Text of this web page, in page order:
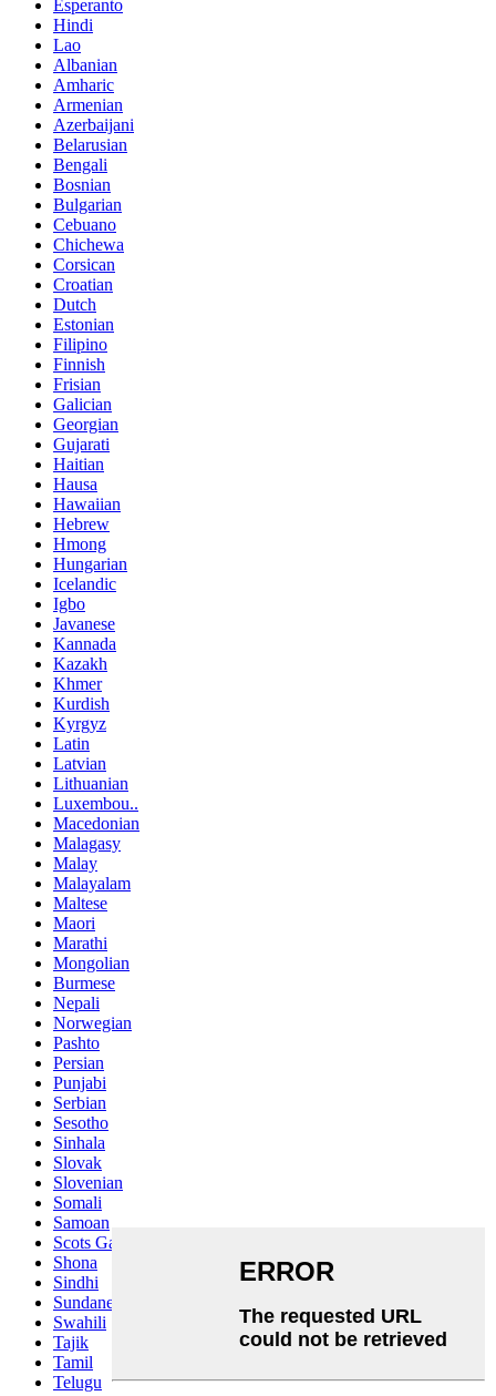
Esperanto
Hindi
Lao
Albanian
Amharic
Armenian
Azerbaijani
Belarusian
Bengali
Bosnian
Bulgarian
Cebuano
Chichewa
Corsican
Croatian
Dutch
Estonian
Filipino
Finnish
Frisian
Galician
Georgian
Gujarati
Haitian
Hausa
Hawaiian
Hebrew
Hmong
Hungarian
Icelandic
Igbo
Javanese
Kannada
Kazakh
Khmer
Kurdish
Kyrgyz
Latin
Latvian
Lithuanian
Luxembou..
Macedonian
Malagasy
Malay
Malayalam
Maltese
Maori
Marathi
Mongolian
Burmese
Nepali
Norwegian
Pashto
Persian
Punjabi
Serbian
Sesotho
Sinhala
Slovak
Slovenian
Somali
Samoan
Scots Gaelic
Shona
Sindhi
Sundanese
Swahili
Tajik
Tamil
Telugu